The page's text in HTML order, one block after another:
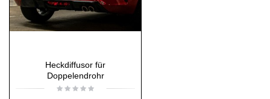
Heckdiffusor für
Doppelendrohr